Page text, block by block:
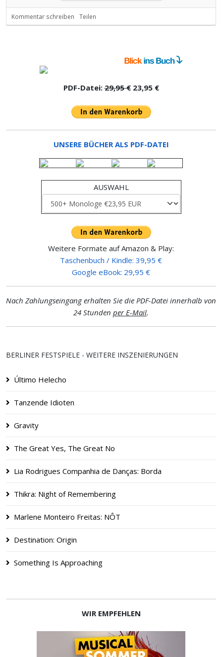
Kommentar schreiben Teilen
PDF-Datei:29,95 €23,95 €
UNSERE BÜCHER ALS PDF-DATEI
AUSWAHL
Weitere Formate auf Amazon & Play:
Taschenbuch / Kindle: 39,95 €
Google eBook: 29,95 €
Nach Zahlungseingang erhalten Sie die PDF-Datei innerhalb von
24 Stunden per E-Mail.
BERLINER FESTSPIELE - WEITERE INSZENIERUNGEN
Último Helecho
Tanzende Idioten
Gravity
The Great Yes, The Great No
Lia Rodrigues Companhia de Danças: Borda
Thikra: Night of Remembering
Marlene Monteiro Freitas: NÔT
Destination: Origin
Something Is Approaching
WIR EMPFEHLEN